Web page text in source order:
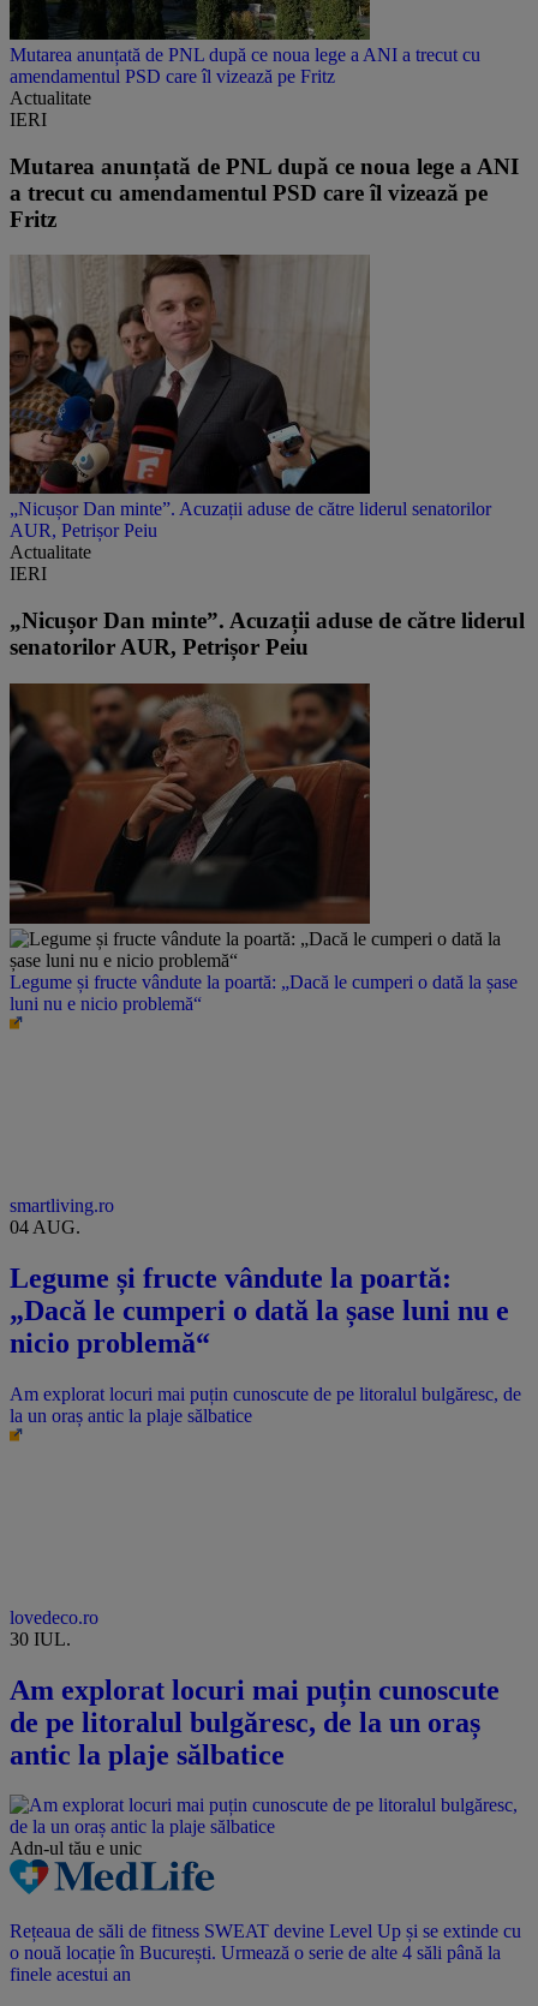
Mutarea anunțată de PNL după ce noua lege a ANI a trecut cu
amendamentul PSD care îl vizează pe Fritz
Actualitate
IERI
Mutarea anunțată de PNL după ce noua lege a ANI
a trecut cu amendamentul PSD care îl vizează pe
Fritz
„Nicușor Dan minte”. Acuzații aduse de către liderul senatorilor
AUR, Petrișor Peiu
Actualitate
IERI
„Nicușor Dan minte”. Acuzații aduse de către liderul
senatorilor AUR, Petrișor Peiu
Legume și fructe vândute la poartă: „Dacă le cumperi o dată la șase
luni nu e nicio problemă“
smartliving.ro
04 AUG.
Legume și fructe vândute la poartă:
„Dacă le cumperi o dată la șase luni nu e
nicio problemă“
Am explorat locuri mai puțin cunoscute de pe litoralul bulgăresc, de
la un oraș antic la plaje sălbatice
lovedeco.ro
30 IUL.
Am explorat locuri mai puțin cunoscute
de pe litoralul bulgăresc, de la un oraș
antic la plaje sălbatice
Adn-ul tău e unic
Rețeaua de săli de fitness SWEAT devine Level Up și se extinde cu
o nouă locație în București. Urmează o serie de alte 4 săli până la
finele acestui an